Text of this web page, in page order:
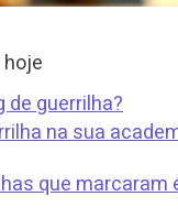
hoje
de guerrilha?
na sua
que marcaram